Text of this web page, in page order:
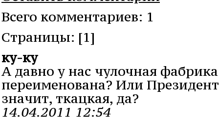
Всего комментариев: 1
Cтраницы: [1]
ку-ку
А давно у нас чулочная
переименована? Или Президент
значит, ткацкая, да?
14.04.2011 12:54